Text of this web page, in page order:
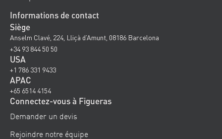
Informations de contact
Siège
Anselm Clavé, 224, Lliçà d’Amunt, 08186 Barcelona
+34 93 844 50 50
USA
+1 786 331 9433
APAC
+65 6514 4154
Connectez-vous à Figueras
Demander un devis
Rejoindre notre équipe